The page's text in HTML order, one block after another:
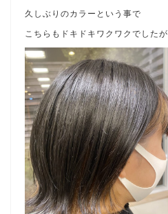
久しぶりのカラーという事で
こちらもドキドキワクワクでしたが